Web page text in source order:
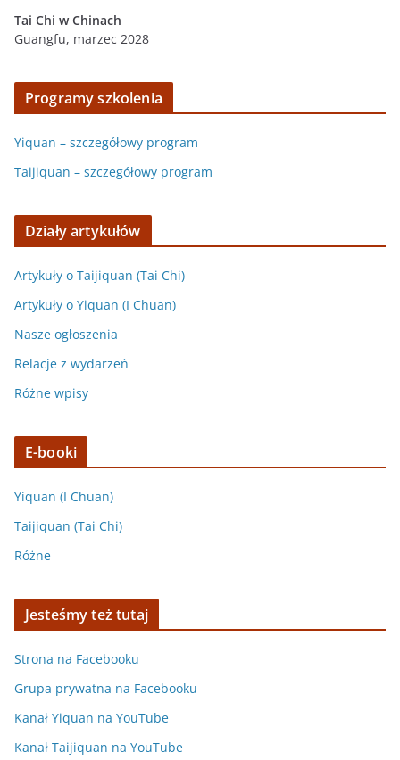
Tai Chi wChinach
Guangfu, marzec 2028
Programy szkolenia
Yiquan – szczegółowy program
Taijiquan – szczegółowy program
Działy artykułów
Artykuły o Taijiquan (Tai Chi)
Artykuły o Yiquan (I Chuan)
Nasze ogłoszenia
Relacje z wydarzeń
Różne wpisy
E-booki
Yiquan (I Chuan)
Taijiquan (Tai Chi)
Różne
Jesteśmy też tutaj
Strona na Facebooku
Grupa prywatna na Facebooku
Kanał Yiquan na YouTube
Kanał Taijiquan na YouTube